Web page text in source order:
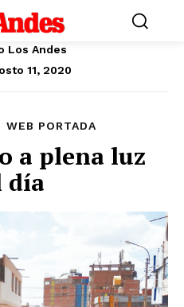
Los Andes
11, 2020
WEB PORTADA
a plena luz
día